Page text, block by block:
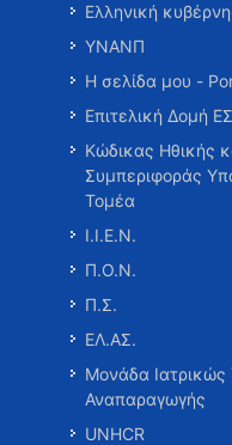
Ελληνική
ΥΝΑΝΠ
Η σελίδα μου -
Επιτελική Δομή
Κώδικας Ηθικής
Συμπεριφοράς
Τομέα
Ι.Ι.Ε.Ν.
Π.Ο.Ν.
Π.Σ.
ΕΛ.ΑΣ.
Μονάδα
Αναπαραγωγής
UNHCR